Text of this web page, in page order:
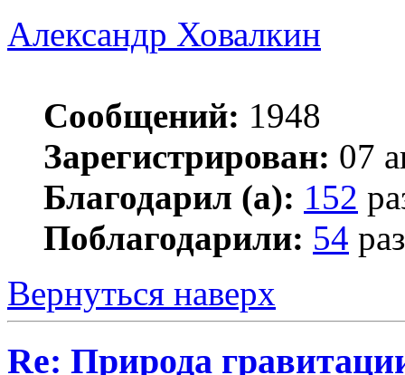
Александр Ховалкин
Сообщений: 1948
Зарегистрирован: 07
Благодарил (а): 152
Поблагодарили: 54
Вернуться наверх
Re: Природа